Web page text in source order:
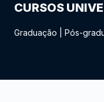
CURSOS
Graduação Pós-